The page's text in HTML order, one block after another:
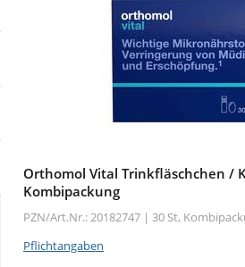
Täglich gut versorgt
Körperpflege & Kosmetik
Nahrungsergänzung
Natur & Homöopathie
Orthomol Vital Trinkfläschchen /
Kombipackung
PZN/Art.Nr.: 20182747 | 30 St,
Pflichtangaben